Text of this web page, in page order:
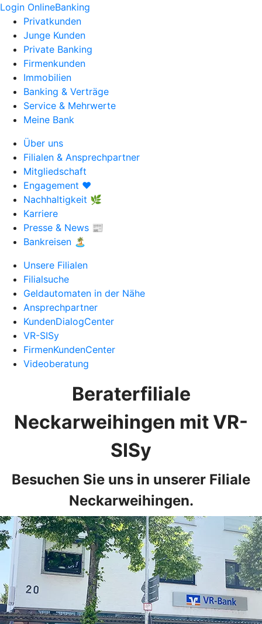
Login OnlineBanking
Privatkunden
Junge Kunden
Private Banking
Firmenkunden
Immobilien
Banking & Verträge
Service & Mehrwerte
Meine Bank
Über uns
Filialen & Ansprechpartner
Mitgliedschaft
Engagement ❤️
Nachhaltigkeit 🌿
Karriere
Presse & News 📰
Bankreisen 🏝️
Unsere Filialen
Filialsuche
Geldautomaten in der Nähe
Ansprechpartner
KundenDialogCenter
VR-SISy
FirmenKundenCenter
Videoberatung
Beraterfiliale
Neckarweihingen mit VR-
SISy
Besuchen Sie uns in unserer Filiale
Neckarweihingen.